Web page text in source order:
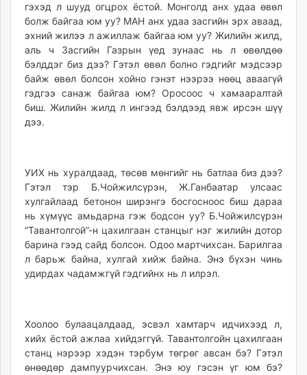
гэхэд л шууд огцрох ёстой. Монголд анх удаа өвөл
болж байгаа юм уу? МАН анх удаа засгийн эрх аваад,
эхний жилээ л ажиллаж байгаа юм уу? Жилийн жилд,
аль ч Засгийн Газрын үед зунаас нь л өвөлдөө
бэлддэг биз дээ? Гэтэл өвөл болно гэдгийг мэдсээр
байж өвөл болсон хойно гэнэт нээрээ нөөц аваагүй
гэдгээ санаж байгаа юм? Оросоос ч хамааралтай
биш. Жилийн жилд л ингээд бэлдээд явж ирсэн шүү
дээ.
УИХ нь хуралдаад, төсөв мөнгийг нь батлаа биз дээ?
Гэтэл тэр Б.Чойжилсүрэн, Ж.Ганбаатар улсаас
хулгайлаад бетонон ширэнгэ босгосноос биш дараа
нь хүмүүс амьдарна гэж бодсон уу? Б.Чойжилсүрэн
“Тавантолгой”-н цахилгаан станцыг нэг жилийн дотор
барина гээд сайд болсон. Одоо мартчихсан. Барилгаа
л барьж байна, хулгай хийж байна. Энэ бүхэн чинь
удирдах чадамжгүй гэдгийнх нь л илрэл.
Хоолоо булаацалдаад, эсвэл хамтарч идчихээд л,
хийх ёстой ажлаа хийдэггүй. Тавантолгойн цахилгаан
станц нэрээр хэдэн тэрбум төгрөг авсан бэ? Гэтэл
өнөөдөр дампуурчихсан. Энэ юу гэсэн үг юм бэ?